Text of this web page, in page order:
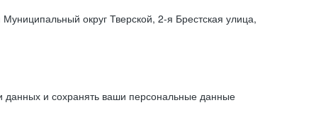
округ Тверской, 2-я Брестская улица,
данных и сохранять ваши персональные данные